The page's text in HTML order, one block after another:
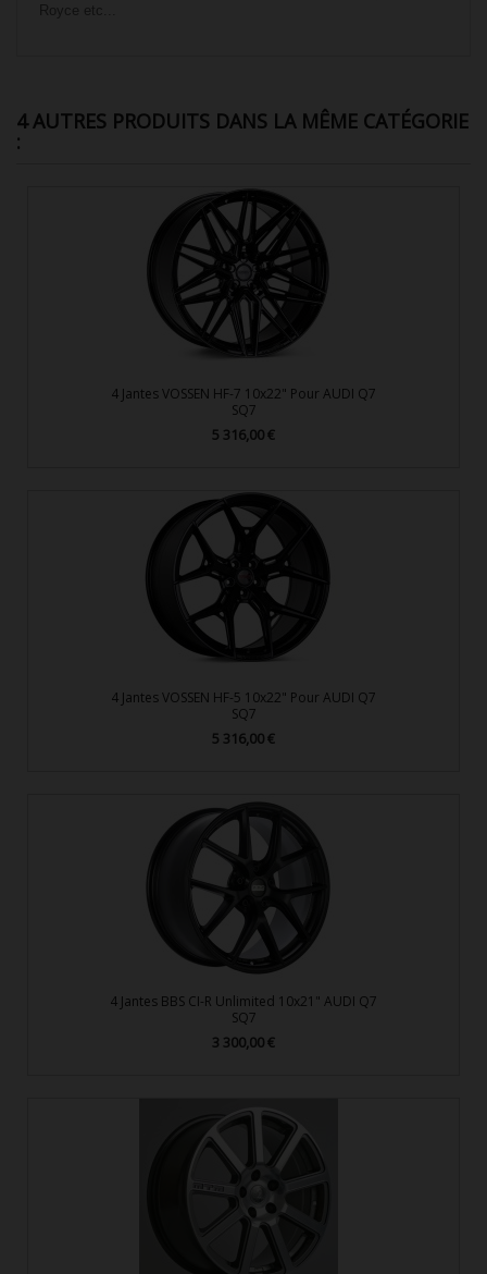
4 AUTRES PRODUITS DANS LA MÊME CATÉGORIE
:
4 Jantes VOSSEN HF-7 10x22" Pour AUDI Q7
SQ7
Prix
5 316,00 €
4 Jantes VOSSEN HF-5 10x22" Pour AUDI Q7
SQ7
Prix
5 316,00 €
4 Jantes BBS CI-R Unlimited 10x21" AUDI Q7
SQ7
Prix
3 300,00 €